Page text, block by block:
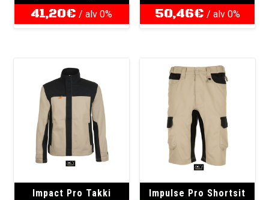
41,20€ / alv 0% 50,46€ / alv 0%
Impact Pro Takki Impulse Pro Shortsit